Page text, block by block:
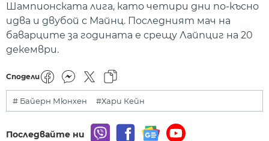
Шампионската лига, като четири дни по-късно
идва и двубой с Майнц. Последният мач на
баварците за годината е срещу Лайпциг на 20
декември.
Сподели
# Байерн Мюнхен #Хари Кейн
Последвайте ни